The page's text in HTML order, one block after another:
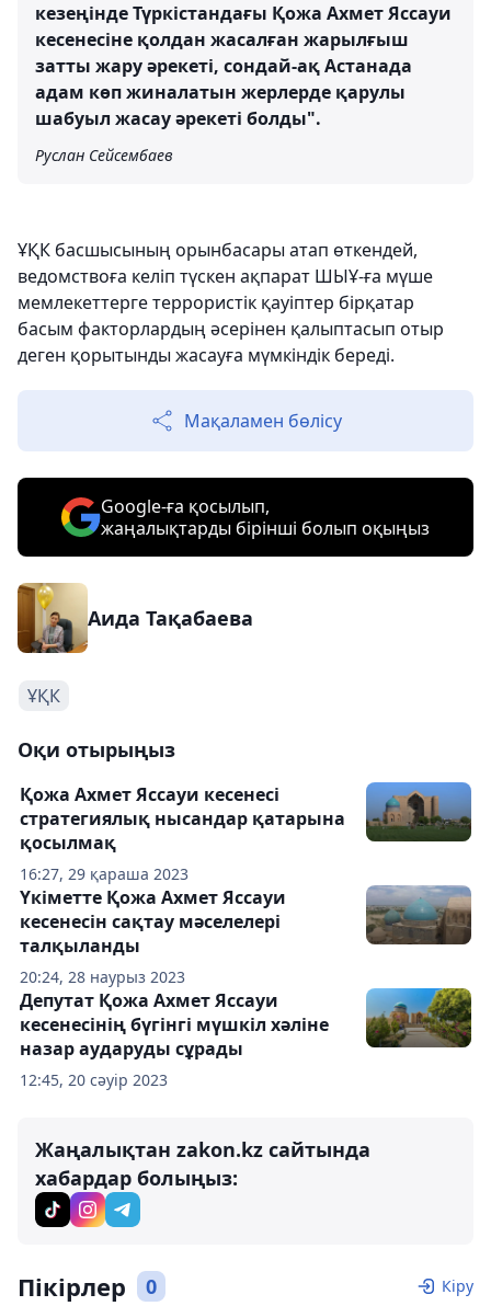
кезеңінде Түркістандағы Қожа Ахмет Яссауи
кесенесіне қолдан жасалған жарылғыш
затты жару әрекеті, сондай-ақ Астанада
адам көп жиналатын жерлерде қарулы
шабуыл жасау әрекеті болды".
Руслан Сейсембаев
ҰҚК басшысының орынбасары атап өткендей,
ведомствоға келіп түскен ақпарат ШЫҰ-ға мүше
мемлекеттерге террористік қауіптер бірқатар
басым факторлардың әсерінен қалыптасып отыр
деген қорытынды жасауға мүмкіндік береді.
Мақаламен бөлісу
Google-ға қосылып,
жаңалықтарды бірінші болып оқыңыз
Аида Тақабаева
ҰҚК
Оқи отырыңыз
16:27, 29 қараша 2023
Қожа Ахмет Яссауи кесенесі
стратегиялық нысандар қатарына
қосылмақ
20:24, 28 наурыз 2023
Үкіметте Қожа Ахмет Яссауи
кесенесін сақтау мәселелері
талқыланды
12:45, 20 сәуір 2023
Депутат Қожа Ахмет Яссауи
кесенесінің бүгінгі мүшкіл хәліне
назар аударуды сұрады
Жаңалықтан zakon.kz сайтында
хабардар болыңыз:
Пікірлер 0 Кіру